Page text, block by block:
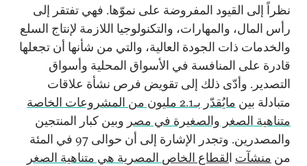
نظراً إلى القيود المفروضة على نموّها. فهي تفتقر إلى
رأس المال، والمهارات، والتكنولوجيا اللازمة لإنتاج السلع
والخدمات ذات الجودة العالية، والتي من شأنها أن تجعلها
قادرة على المنافسة في الأسواق المحلية وأسواق
التصدير. وأدّى ذلك إلى تقويض فرص نشأة علاقات
متبادلة بين
مايُقدّر بـ2.1 مليون من المشروعات الخاصة
متناهية الصغر والصغيرة في مصر وبين كبار المنتجين
والمصدرين. وتجدر الإشارة إلى أن حوالى 97 في المئة
من منشآت القطاع الخاص المصرية هي متناهية الصغر